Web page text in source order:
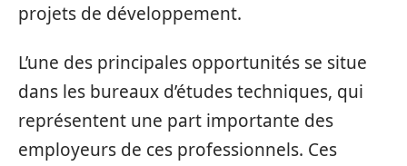
projets de développement.
L’une des principales opportunités se situe
dans les bureaux d’études techniques, qui
représentent une part importante des
employeurs de ces professionnels. Ces